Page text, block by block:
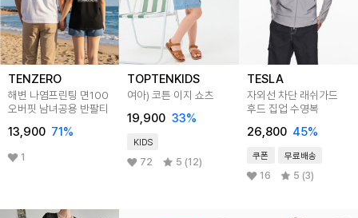
TENZERO
해변 나염프린팅 면100
오버핏 남녀공용 반팔티
13,900 71 %
1
TOPTENKIDS
여아) 코튼 이지 쇼츠
19,900 33%
KIDS
72 5 (12)
TESLA
자외선 차단 래쉬가드
후드 집업 수영복
26,800 45%
쿠폰 무료배송
16 5 (3)